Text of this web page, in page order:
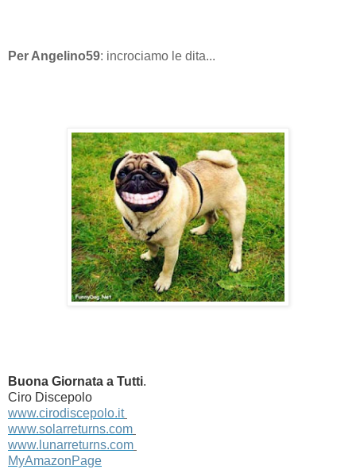
Per Angelino59: incrociamo le dita...
Buona Giornata a Tutti.
Ciro Discepolo
www.cirodiscepolo.it
www.solarreturns.com
www.lunarreturns.com
MyAmazonPage